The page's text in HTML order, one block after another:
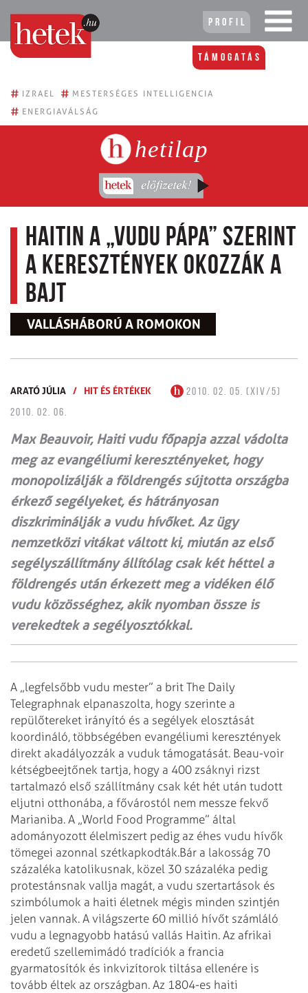
Profil
Támogatás
# IZRAEL # MESTERSÉGES INTELLIGENCIA
# ENERGIAVÁLSÁG
hetilap
Haitin a „vudu pápa” szerint
a keresztények okozzák a
bajt
VALLÁSHÁBORÚ A ROMOKON
ARATÓ JÚLIA / HIT ÉS ÉRTÉKEK
2010. 02. 05. (XIV/5)
2010. 02. 06.
Max Beauvoir, Haiti vudu főpapja azzal vádolta
meg az evangéliumi keresztényeket, hogy
monopolizálják a földrengés sújtotta országba
érkező segélyeket, és hátrányosan
diszkriminálják a vudu hívőket. Az ügy
nemzetközi vitákat váltott ki, miután az első
segélyszállítmány állítólag csak két héttel a
földrengés után érkezett meg a vidéken élő
vudu közösséghez, akik nyomban össze is
verekedtek a segélyosztókkal.
A „legfelsőbb vudu mester” a brit The Daily
Telegraphnak elpanaszolta, hogy szerinte a
repülőtereket irányító és a segélyek elosztását
koordináló, többségében evangéliumi keresztények
direkt akadályozzák a vuduk támogatását. Beau-voir
kétségbeejtőnek tartja, hogy a 400 zsáknyi rizst
tartalmazó első szállítmány csak két hét után tudott
eljutni otthonába, a fővárostól nem messze fekvő
Marianiba. A „World Food Programme” által
adományozott élelmiszert pedig az éhes vudu hívők
tömegei azonnal szétkapkodták.Bár a lakosság 70
százaléka katolikusnak, közel 30 százaléka pedig
protestánsnak vallja magát, a vudu szertartások és
szimbólumok a haiti életnek mégis minden szintjén
jelen vannak. A világszerte 60 millió hívőt számláló
vudu a legnagyobb hatású vallás Haitin. Az afrikai
eredetű szellemimádó tradíciók a francia
gyarmatosítók és inkvizítorok tiltása ellenére is
tovább éltek az országban. Az 1804-es haiti